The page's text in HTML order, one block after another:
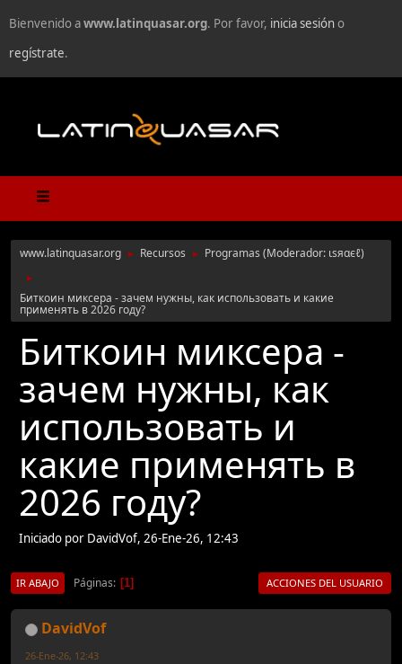
Bienvenido awww.latinquasar.org. Por favor, inicia sesióno
regístrate.
www.latinquasar.org ► Recursos ► Programas (Moderador: ιѕяαєℓ)
►
Биткоин миксера - зачем нужны, как использовать и какие
применять в 2026 году?
Биткоин миксера -
зачем нужны, как
использовать и
какие применять в
2026 году?
Iniciado por DavidVof, 26-Ene-26, 12:43
IR ABAJO Páginas 1 ACCIONES DEL USUARIO
DavidVof
26-Ene-26, 12:43